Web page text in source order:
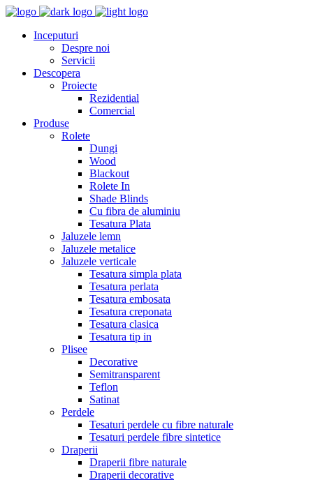
Inceputuri
Despre noi
Servicii
Descopera
Proiecte
Rezidential
Comercial
Produse
Rolete
Dungi
Wood
Blackout
Rolete In
Shade Blinds
Cu fibra de aluminiu
Tesatura Plata
Jaluzele lemn
Jaluzele metalice
Jaluzele verticale
Tesatura simpla plata
Tesatura perlata
Tesatura embosata
Tesatura creponata
Tesatura clasica
Tesatura tip in
Plisee
Decorative
Semitransparent
Teflon
Satinat
Perdele
Tesaturi perdele cu fibre naturale
Tesaturi perdele fibre sintetice
Draperii
Draperii fibre naturale
Draperii decorative